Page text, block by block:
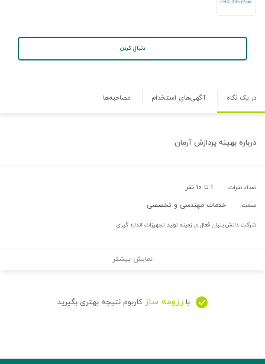
دنبال کردن
در یک نگاه آگهی‌های استخدام مصاحبه‌ها
درباره بهينه پردازش آرمان
تعداد نفرات: ۱ تا ۱۰ نفر
صنعت: خدمات مهندسی و تخصصی
شرکت دانش بنیان فعال در زمینه تولید تجهیزات اندازه گیری
نمایش بیشتر
با رزومه ساز کاربوم نتیجه بهتری بگیرید